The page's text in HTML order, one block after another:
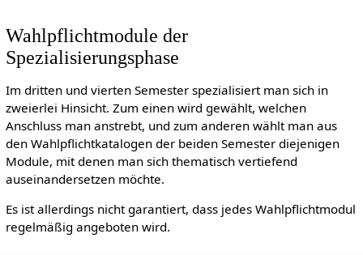
Wahlpflichtmodule der
Spezialisierungsphase
Im dritten und vierten Semester spezialisiert man sich in
zweierlei Hinsicht. Zum einen wird gewählt, welchen
Anschluss man anstrebt, und zum anderen wählt man aus
den Wahlpflichtkatalogen der beiden Semester diejenigen
Module, mit denen man sich thematisch vertiefend
auseinandersetzen möchte.
Es ist allerdings nicht garantiert, dass jedes Wahlpflichtmodul
regelmäßig angeboten wird.